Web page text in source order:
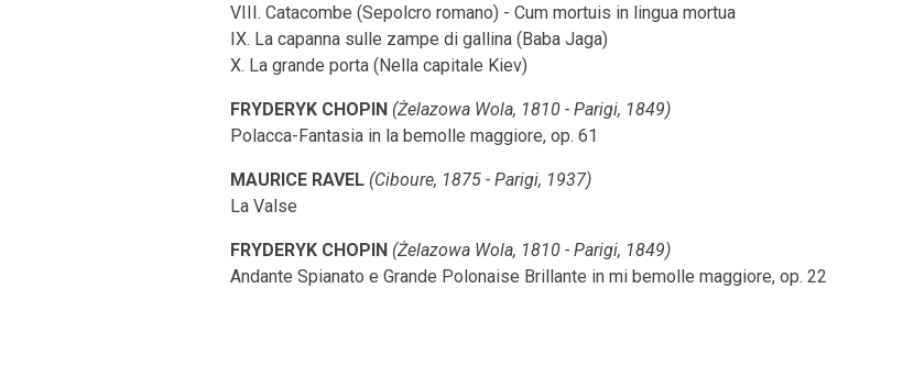
VIII. Catacombe (Sepolcro romano) - Cum mortuis in lingua mortua
IX. La capanna sulle zampe di gallina (Baba Jaga)
X. La grande porta (Nella capitale Kiev)
FRYDERYK CHOPIN (Żelazowa Wola, 1810 - Parigi, 1849)
Polacca-Fantasia in la bemolle maggiore, op. 61
MAURICE RAVEL (Ciboure, 1875 - Parigi, 1937)
La Valse
FRYDERYK CHOPIN (Żelazowa Wola, 1810 - Parigi, 1849)
Andante Spianato e Grande Polonaise Brillante in mi bemolle maggiore, op. 22